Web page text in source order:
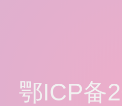
鄂ICP备